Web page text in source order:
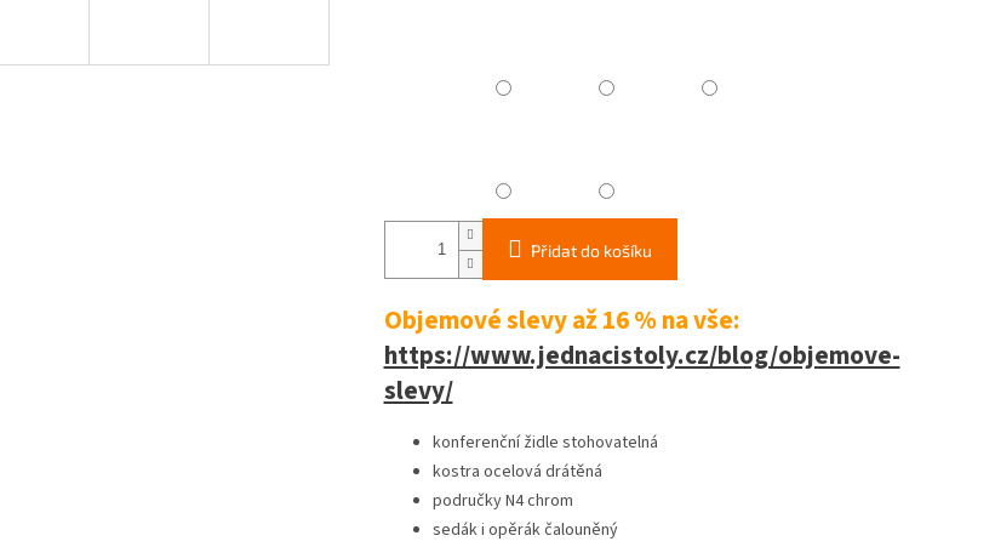
Přidat do košíku
Objemové slevy až 16 %na vše:
https://www.jednacistoly.cz/blog/objemove-
slevy/
konferenční židle stohovatelná
kostra ocelová drátěná
područky N4 chrom
sedák i opěrák čalouněný